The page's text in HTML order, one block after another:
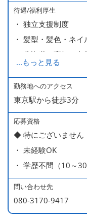
待遇/福利厚生
・ 独立支援制度
・ 髪型・髪色・ネ
・ 北海道や高知、
ます
・ 無料の美味しい ま
...もっと見る
勤務地へのアクセス
東京駅から徒歩3分
応募資格
◆ 特にございません
・ 未経験OK
・ 学歴不問（10～
問い合わせ先
080-3170-9417